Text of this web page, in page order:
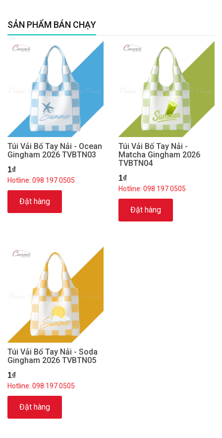
SẢN PHẨM BÁN CHẠY
Túi Vải Bố Tay Nải - Ocean
Gingham 2026 TVBTN03
1₫
Hotline: 098 197 0505
Đặt hàng
Túi Vải Bố Tay Nải -
Matcha Gingham 2026
TVBTN04
1₫
Hotline: 098 197 0505
Đặt hàng
Túi Vải Bố Tay Nải - Soda
Gingham 2026 TVBTN05
1₫
Hotline: 098 197 0505
Đặt hàng